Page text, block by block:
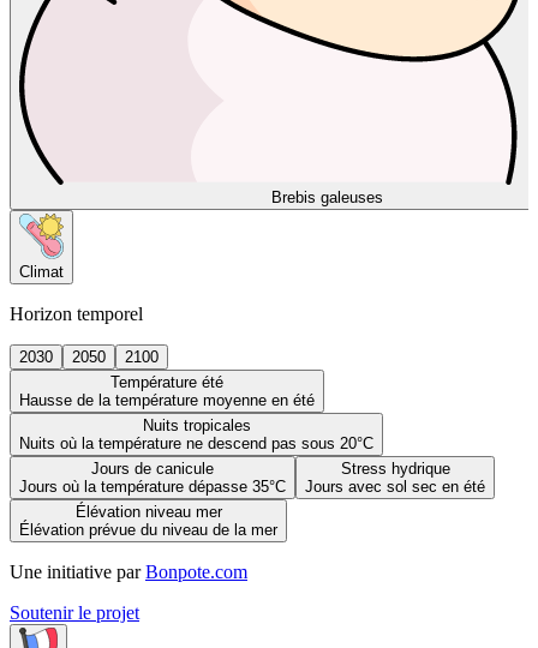
Brebis galeuses
Climat
Horizon temporel
2030 2050
2100
Température été
Hausse de la température moyenne en été
Nuits tropicales
Nuits où la température ne descend pas sous 20°C
Jours de canicule
Jours où la température dépasse 35°C
Stress hydrique
Jours avec sol sec en été
Élévation niveau mer
Élévation prévue du niveau de la mer
Une initiative par Bonpote.com
Soutenir le projet